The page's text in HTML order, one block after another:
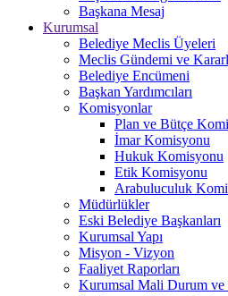
Başkana Mesaj
Kurumsal
Belediye Meclis Üyeleri
Meclis Gündemi ve
Belediye Encümeni
Başkan Yardımcıları
Komisyonlar
Plan ve Bütçe
İmar Komisyonu
Hukuk Komisyonu
Etik Komisyonu
Arabuluculuk
Müdürlükler
Eski Belediye Başkanları
Kurumsal Yapı
Misyon - Vizyon
Faaliyet Raporları
Kurumsal Mali Durum ve